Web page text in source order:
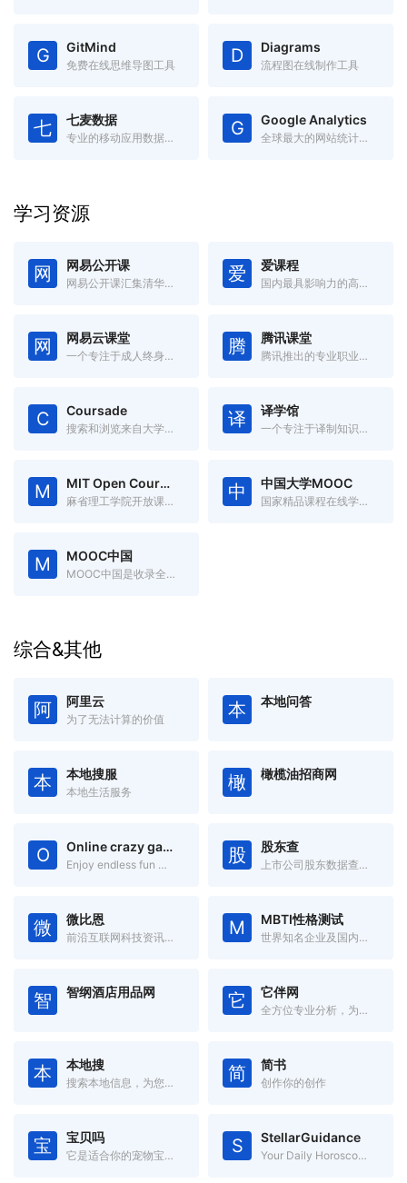
G GitMind
免费在线思维导图工具 D Diagrams
流程图在线制作工具
七 七麦数据
专业的移动应用数据分析平台 G Google Analytics
全球最大的网站统计和分析工具
学习资源
网 网易公开课
网易公开课汇集清华、北大、哈佛、耶鲁等世界名校共上千门课程 爱 爱课程
国内最具影响力的高等教育在线开放课程平台
网 网易云课堂
一个专注于成人终身学习的在线教育平台 腾 腾讯课堂
腾讯推出的专业职业培训在线教育平台
C Coursade
搜索和浏览来自大学和在线学习提供者的在线课程。 译 译学馆
一个专注于译制知识视频的平台
M MIT Open Courseware
麻省理工学院开放课程资源 中 中国大学MOOC
国家精品课程在线学习平台
M MOOC中国
MOOC中国是收录全球优秀开放式在线课程的中文慕课网
综合&其他
阿 阿里云
为了无法计算的价值 本 本地问答
本 本地搜服
本地生活服务 橄 橄榄油招商网
O Online crazy games
Enjoy endless fun with games from various genres! 股 股东查
上市公司股东数据查询系统
微 微比恩
前沿互联网科技资讯信息 M MBTI性格测试
世界知名企业及国内大型企业在用的测评
智 智纲酒店用品网 它 它伴网
全方位专业分析，为您挑出最适合的“玩具”
本 本地搜
搜索本地信息，为您提供身边的信息！ 简 简书
创作你的创作
宝 宝贝吗
它是适合你的宠物宝贝吗 S StellarGuidance
Your Daily Horoscope